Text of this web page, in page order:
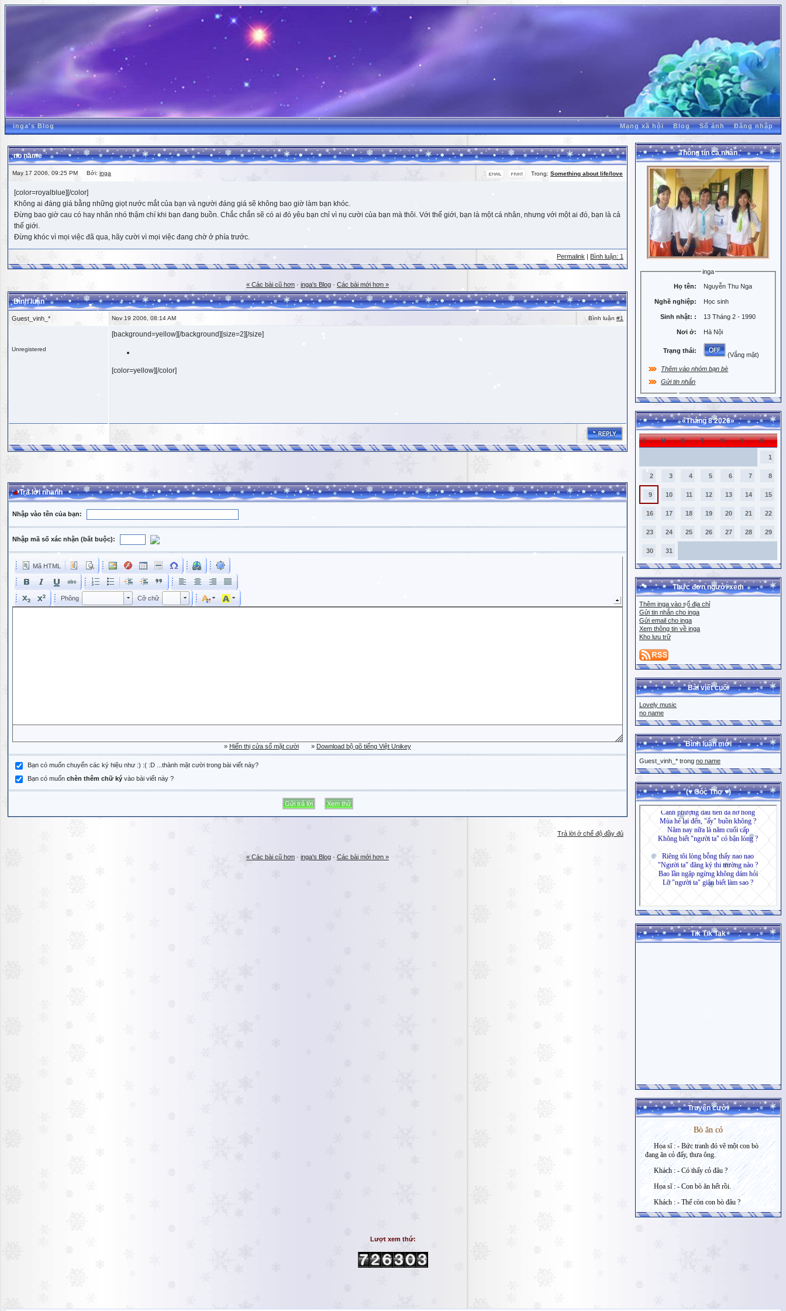
inga's Blog Mạng xã hội Blog Sổ ảnh Đăng nhập
no name
Trong: Something about life/love
May 17 2006, 09:25 PM Bởi: inga
[color=royalblue][/color]
Không ai đáng giá bằng những giọt nước mắt của bạn và người đáng giá sẽ không bao giờ làm bạn khóc.
Đừng bao giờ cau có hay nhăn nhó thậm chí khi bạn đang buồn. Chắc chắn sẽ có ai đó yêu bạn chỉ vì nụ cười của bạn mà thôi. Với thế giới, bạn là một cá nhân, nhưng với một ai đó, bạn là cả
thế giới.
Đừng khóc vì mọi việc đã qua, hãy cười vì mọi việc đang chờ ở phía trước.
Permalink Bình luận: 1
« Các bài cũ hơn · inga's Blog · Các bài mới hơn »
Bình luận
Guest_vinh_* Nov 19 2006, 08:14 AM Bình luận #1
Unregistered
[background=yellow][/background][size=2][/size]
[color=yellow][/color]
Trả lời nhanh
Nhập vào tên của bạn:
Nhập mã số xác nhận (bắt buộc):
Mã HTML
Phông Cỡ chữ Kích cỡ phông
» Hiển thị cửa sổ mặt cười » Download bộ gõ tiếng Việt Unikey
Bạn có muốn chuyển các ký hiệu như :) :( :D ...thành mặt cười trong bài viết này?
Bạn có muốn chèn thêm chữ ký vào bài viết này ?
Trả lời ở chế độ đầy đủ
« Các bài cũ hơn · inga's Blog · Các bài mới hơn »
Thông tin cá nhân
inga
Họ tên: Nguyễn Thu Nga
Nghề nghiệp: Học sinh
Sinh nhật: : 13 Tháng 2 - 1990
Nơi ở: Hà Nội
Trạng thái:
(Vắng mặt)
Thêm vào nhóm bạn bè
Gửi tin nhắn
«Tháng 8 2026»
C H B T N S B
1
2 3 4 5 6 7 8
9 10 11 12 13 14 15
16 17 18 19 20 21 22
23 24 25 26 27 28 29
30 31
Thực đơn người xem
Thêm inga vào sổ địa chỉ
Gửi tin nhắn cho inga
Gửi email cho inga
Xem thông tin về inga
Kho lưu trữ
Bài viết cuối
Lovely music
no name
Bình luận mới
Guest_vinh_* trong no name
(♥ Góc Thơ ♥)
Tik Tik Tak
Truyện cười
Lượt xem thứ: